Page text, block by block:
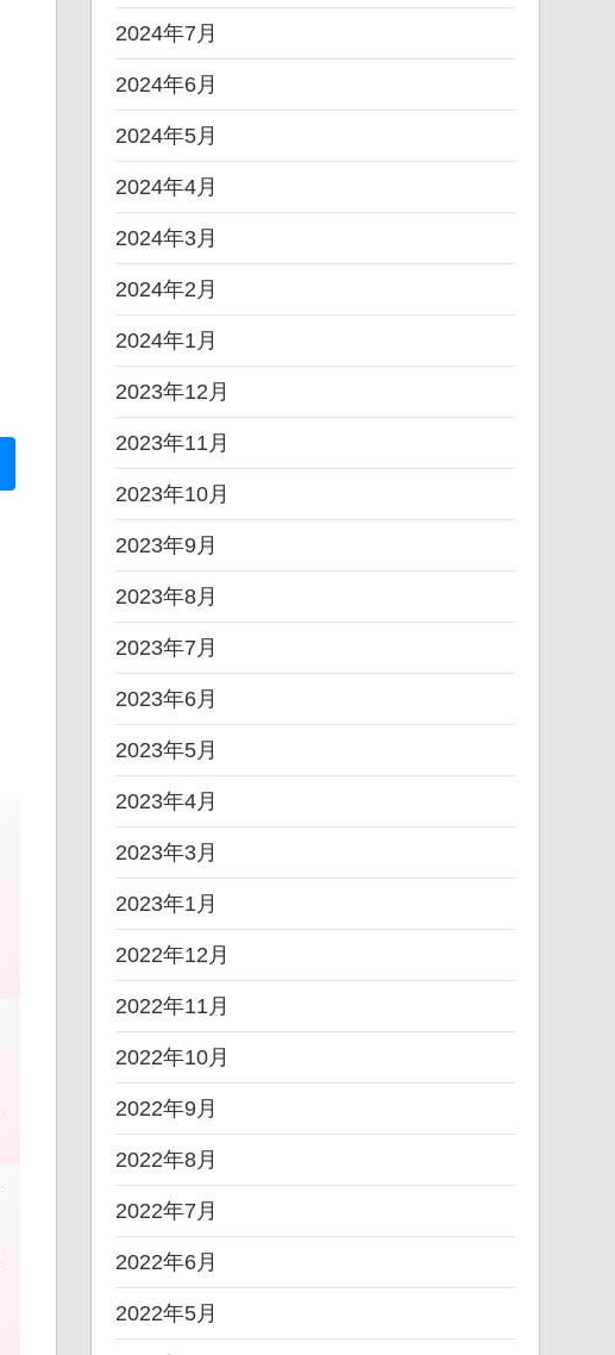
2024年7月
2024年6月
2024年5月
2024年4月
2024年3月
2024年2月
2024年1月
2023年12月
2023年11月
2023年10月
2023年9月
2023年8月
2023年7月
2023年6月
2023年5月
2023年4月
2023年3月
2023年1月
2022年12月
2022年11月
2022年10月
2022年9月
2022年8月
2022年7月
2022年6月
2022年5月